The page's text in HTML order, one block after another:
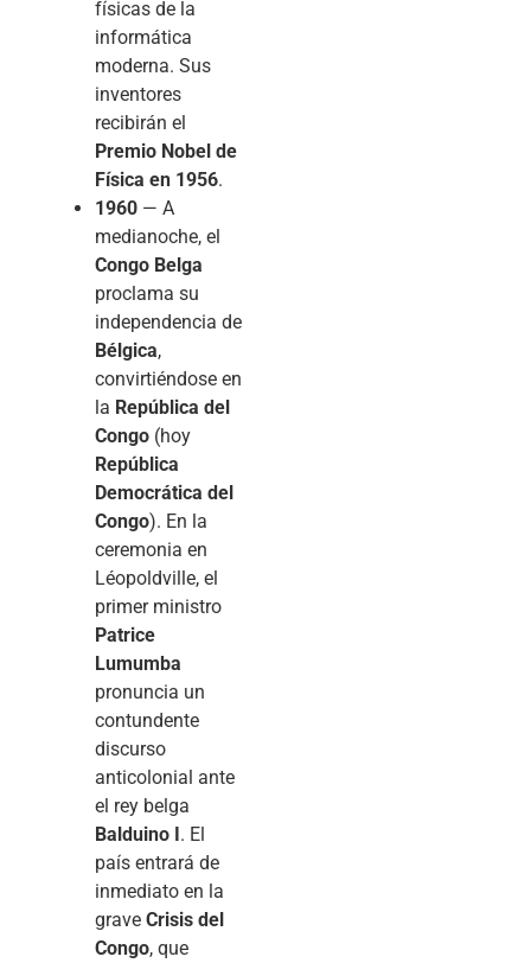
físicas de la
informática
moderna. Sus
inventores
recibirán el
Premio Nobel de
Física en 1956.
1960 — A
medianoche, el
Congo Belga
proclama su
independencia de
Bélgica,
convirtiéndose en
la República del
Congo (hoy
República
Democrática del
Congo). En la
ceremonia en
Léopoldville, el
primer ministro
Patrice
Lumumba
pronuncia un
contundente
discurso
anticolonial ante
el rey belga
Balduino I. El
país entrará de
inmediato en la
grave Crisis del
Congo, que